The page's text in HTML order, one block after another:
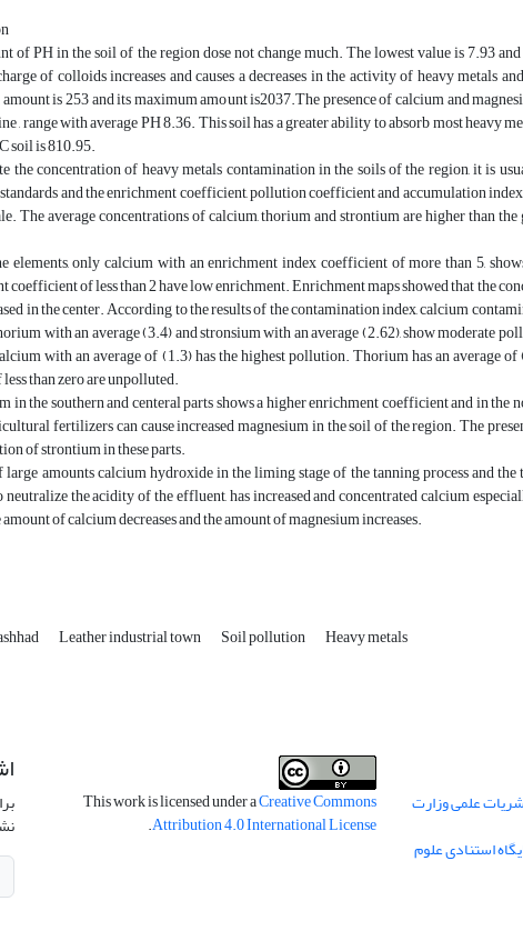
of PH in the soil of the region dose not change much. The lowest value is 7.93
of colloids increases and causes a decreases in the activity of heavy
is 253 and its maximum amount is2037.The presence of calcium and
, range with average PH 8.36. This soil has a greater ability to absorb most heavy
soil is 810.95.
the concentration of heavy metals contamination in the soils of the region, it is
and the enrichment coefficient, pollution coefficient and accumulation
The average concentrations of calcium, thorium and strontium are higher than
elements, only calcium with an enrichment index coefficient of more than 5,
coefficient of less than 2 have low enrichment. Enrichment maps showed that the
in the center. According to the results of the contamination index, calcium
with an average (3.4) and stronsium with an average (2.62), show moderate
with an average of (1.3) has the highest pollution. Thorium has an average
than zero are unpolluted.
in the southern and centeral parts shows a higher enrichment coefficient and in
fertilizers can cause increased magnesium in the soil of the region. The
of strontium in these parts.
large amounts calcium hydroxide in the liming stage of the tanning process and
the acidity of the effluent, has increased and concentrated calcium
of calcium decreases and the amount of magnesium increases.
Leather industrial town Soil pollution Heavy metals
علمی وزارت
استنادی علوم
This work is licensed under aCreative Commons
Attribution 4.0 International License
.